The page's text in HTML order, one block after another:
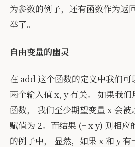
为参数的例子，还有函数作为返
举了。
自由变量的幽灵
在 add 这个函数的定义中我们可
两个输入值 x, y 有关。 如果我
函数， 我们至少期望变量 x 会被
赋值为 2。而结果 (+ x y) 则相应
的例子中， 显然，如果 x 和 y 有